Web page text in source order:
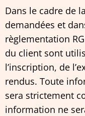
Dans le cadre de
demandées et
règlementation
du client sont
l’inscription, de
rendus. Toute
sera strictement
information ne